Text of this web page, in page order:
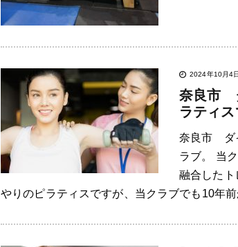
2024年10月4日
奈良市
ラティ
奈良市 ダ
ラブ。 当
融合した
やりのピラティスですが、当クラブでも10年